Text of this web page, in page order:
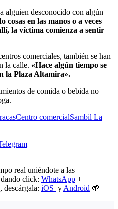
alguien desconocido con algún
cosas en las manos o a veces
la víctima comienza a sentir
comerciales, también se han
la calle. «Hace algún tiempo se
la Plaza Altamira».
de comida o bebida no
Centro comercialSambil La
real uniéndote a las
click: WhatsApp +
descárgala: iOS y Android 🌱